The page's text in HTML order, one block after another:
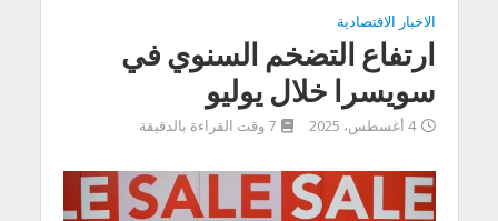
الاخبار الاقتصادية
ارتفاع التضخم السنوي في
سويسرا خلال يوليو
4 أغسطس، 2025 7 وقت القراءة بالدقيقة